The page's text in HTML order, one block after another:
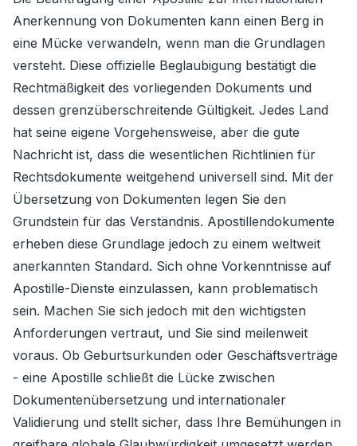
Anerkennung von Dokumenten kann einen Berg in
eine Mücke verwandeln, wenn man die Grundlagen
versteht. Diese offizielle Beglaubigung bestätigt die
Rechtmäßigkeit des vorliegenden Dokuments und
dessen grenzüberschreitende Gültigkeit. Jedes Land
hat seine eigene Vorgehensweise, aber die gute
Nachricht ist, dass die wesentlichen Richtlinien für
Rechtsdokumente weitgehend universell sind. Mit der
Übersetzung von Dokumenten legen Sie den
Grundstein für das Verständnis. Apostillendokumente
erheben diese Grundlage jedoch zu einem weltweit
anerkannten Standard. Sich ohne Vorkenntnisse auf
Apostille-Dienste einzulassen, kann problematisch
sein. Machen Sie sich jedoch mit den wichtigsten
Anforderungen vertraut, und Sie sind meilenweit
voraus. Ob Geburtsurkunden oder Geschäftsverträge
- eine Apostille schließt die Lücke zwischen
Dokumentenübersetzung und internationaler
Validierung und stellt sicher, dass Ihre Bemühungen in